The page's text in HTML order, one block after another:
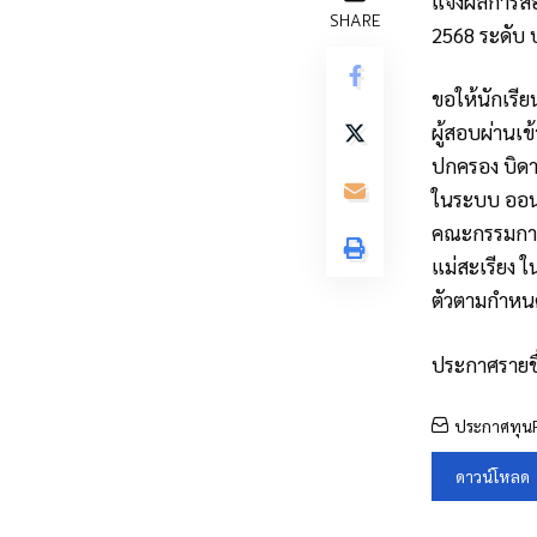
SHARE
2568 ระดับ
ขอให้นักเรี
ผู้สอบผ่านเ
ปกครอง บิด
ในระบบ ออ
คณะกรรมก
แม่สะเรียง
ตัวตามกำห
ประกาศราย
ประกาศทุน
ดาวน์โหลด